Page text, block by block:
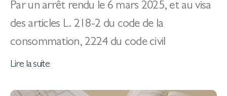
Par un arrêt rendu le 6 mars 2025, et au visa
des articles L. 218-2 du code de la
consommation, 2224 du code civil
Lire la suite